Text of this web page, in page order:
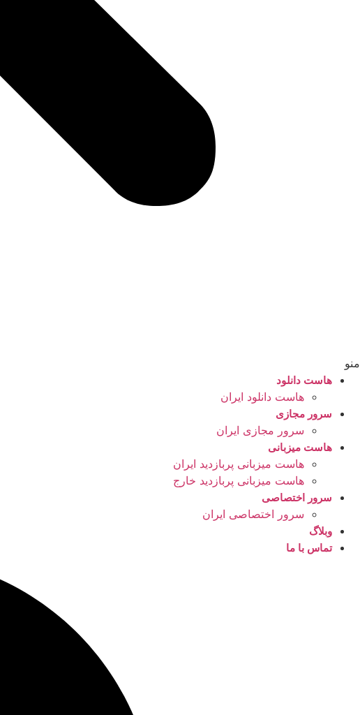
منو
هاست دانلود
هاست دانلود ایران
سرور مجازی
سرور مجازی ایران
هاست میزبانی
هاست میزبانی پربازدید ایران
هاست میزبانی پربازدید خارج
سرور اختصاصی
سرور اختصاصی ایران
وبلاگ
تماس با ما